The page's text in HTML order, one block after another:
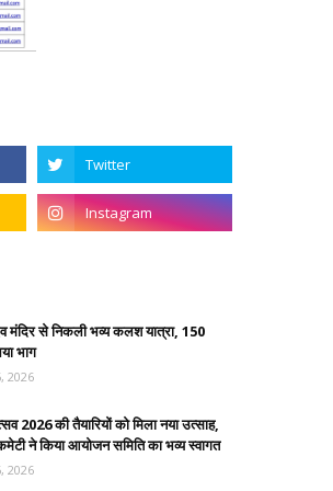
मंदिर से निकली भव्य कलश यात्रा, 150
भाग
2026
2026 की तैयारियों को मिला नया उत्साह,
ने किया आयोजन समिति का भव्य स्वागत
2026